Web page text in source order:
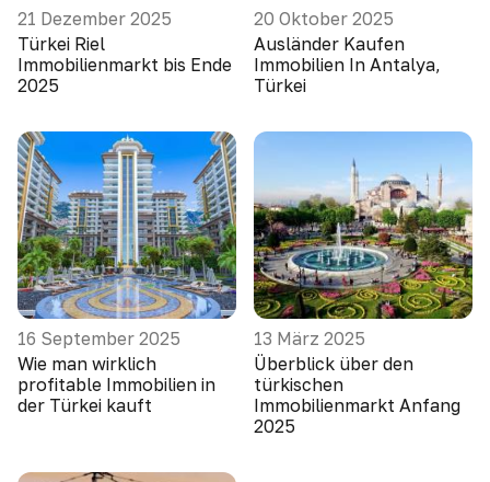
21 Dezember 2025
Türkei Riel
Immobilienmarkt bis Ende
2025
20 Oktober 2025
Ausländer Kaufen
Immobilien In Antalya,
Türkei
16 September 2025
Wie man wirklich
profitable Immobilien in
der Türkei kauft
13 März 2025
Überblick über den
türkischen
Immobilienmarkt Anfang
2025